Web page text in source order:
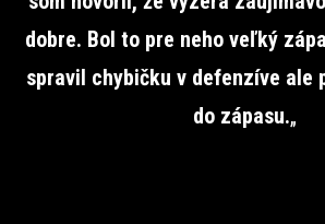
dobre. Bol to pre neho veľký
spravil chybičku v defenzíve ale
do zápasu.„